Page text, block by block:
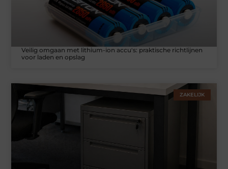
Veilig omgaan met lithium-ion accu's: praktische richtlijnen
voor laden en opslag
ZAKELIJK